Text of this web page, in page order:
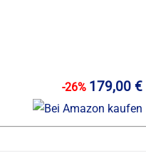
-26% 179,00 €